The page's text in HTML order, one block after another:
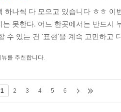
하나씩 다 모으고 있습니다 ㅎㅎ
는 못한다. 어느 한곳에서는 반드시
수 있는 건 '표현'을 계속 고민하고
뷰를 추천합니다.
1 2 3 4 5 6